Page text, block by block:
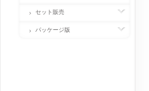
セット販売
パッケージ版